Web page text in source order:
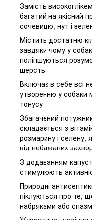
Замість
багатий на якісний
сочевицю, нут і
Містить достатню
завдяки чому у
поліпшуються
шерсть
Включає в себе всі
утворенню у собаки
тонусу
Збагачений
складається з
розмарину і селену,
від небажаних
З додаванням
стимулюють
Природні
піклуються про те,
набряками або